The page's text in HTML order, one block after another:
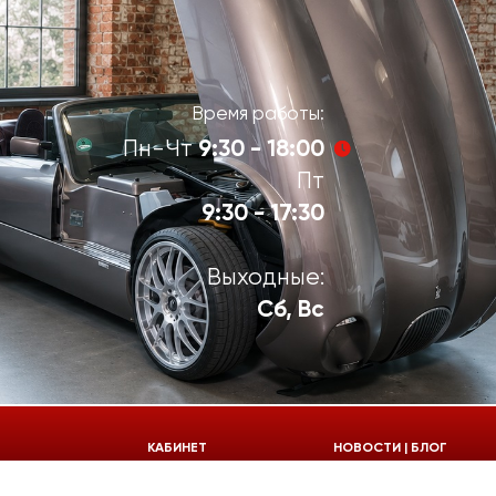
Время работы:
Пн-Чт9:30 - 18:00
Пт
9:30 - 17:30
Выходные:
Сб, Вс
924-55-33КАБИНЕТ НОВОСТИ | БЛОГ